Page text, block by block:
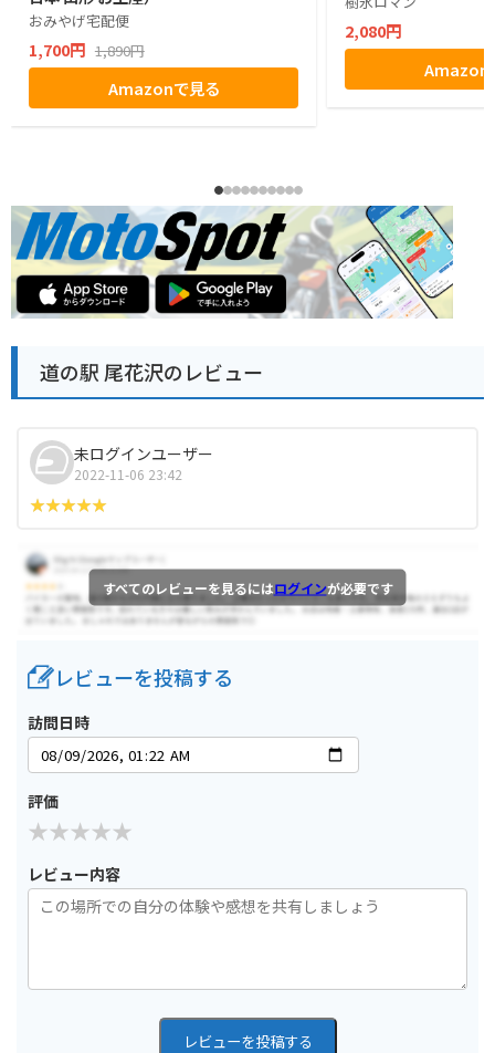
おみやげ宅配便
1,700円 1,890円
Amazonで見る
2,080円
Amazon
道の駅 尾花沢のレビュー
未ログインユーザー
2022-11-06 23:42
すべてのレビューを見るにはログインが必要です
レビューを投稿する
訪問日時
評価
レビュー内容
レビューを投稿する